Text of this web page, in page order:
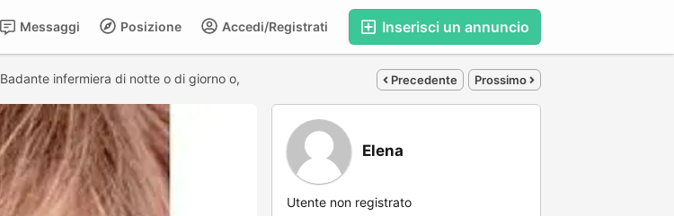
Inserisci un annuncio
Accedi/Registrati
Posizione
Messaggi
Badante infermiera di notte o di giorno o, Precedente Prossimo
Elena
Utente non registrato